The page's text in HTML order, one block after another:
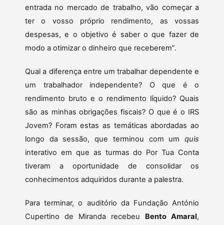
entrada no mercado de trabalho, vão começar a
ter o vosso próprio rendimento, as vossas
despesas, e o objetivo é saber o que fazer de
modo a otimizar o dinheiro que receberem”.
Qual a diferença entre um trabalhar dependente e
um trabalhador independente? O que é o
rendimento bruto e o rendimento líquido? Quais
são as minhas obrigações fiscais? O que é o IRS
Jovem? Foram estas as temáticas abordadas ao
longo da sessão, que terminou com um quis
interativo em que as turmas do Por Tua Conta
tiveram a oportunidade de consolidar os
conhecimentos adquiridos durante a palestra.
Para terminar, o auditório da Fundação António
Cupertino de Miranda recebeu Bento Amaral,